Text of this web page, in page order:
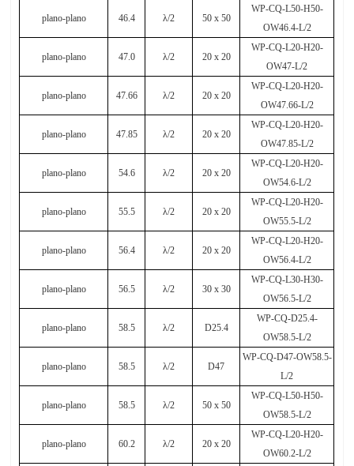
plano-plano 46.4 λ/2 50 x 50
WP-CQ-L50-H50-
OW46.4-L/2
plano-plano 47.0 λ/2 20 x 20
WP-CQ-L20-H20-
OW47-L/2
plano-plano 47.66 λ/2 20 x 20
WP-CQ-L20-H20-
OW47.66-L/2
plano-plano 47.85 λ/2 20 x 20
WP-CQ-L20-H20-
OW47.85-L/2
plano-plano 54.6 λ/2 20 x 20
WP-CQ-L20-H20-
OW54.6-L/2
plano-plano 55.5 λ/2 20 x 20
WP-CQ-L20-H20-
OW55.5-L/2
plano-plano 56.4 λ/2 20 x 20
WP-CQ-L20-H20-
OW56.4-L/2
plano-plano 56.5 λ/2 30 x 30
WP-CQ-L30-H30-
OW56.5-L/2
plano-plano 58.5 λ/2 D25.4
WP-CQ-D25.4-
OW58.5-L/2
plano-plano 58.5 λ/2 D47
WP-CQ-D47-OW58.5-
L/2
plano-plano 58.5 λ/2 50 х50
WP-CQ-L50-H50-
OW58.5-L/2
plano-plano 60.2 λ/2 20 x 20
WP-CQ-L20-H20-
OW60.2-L/2